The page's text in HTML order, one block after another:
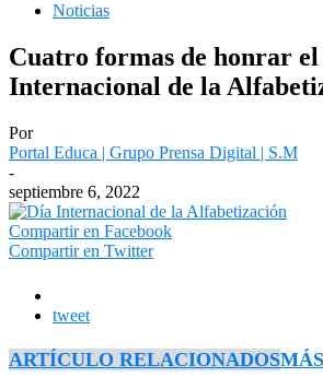
Noticias
Cuatro formas de honrar
Internacional de la
Por
Portal Educa | Grupo Prensa Digital | S.M
-
septiembre 6, 2022
Compartir en Facebook
Compartir en Twitter
tweet
ARTÍCULO RELACIONADOS